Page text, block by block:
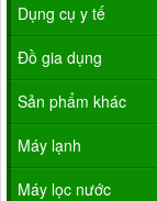
Dụng cụ y tế
Đồ gia dụng
Sản phẩm khác
Máy lạnh
Máy lọc nước